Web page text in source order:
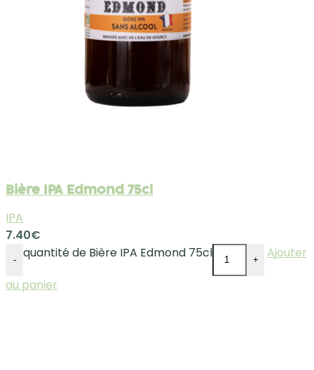
Bière IPA Edmond 75cl
IPA
7.40€
- quantité de Bière IPA Edmond 75cl +
Ajouter
au panier